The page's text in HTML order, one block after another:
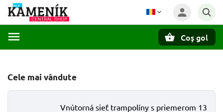
Coş gol
Cele mai vândute
Vnútorná sieť trampolíny s priemerom 13